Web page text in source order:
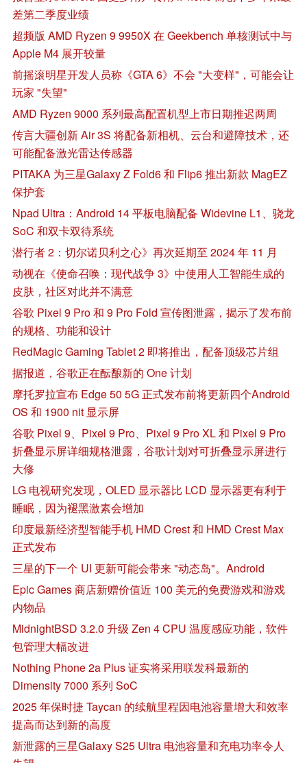
差第二季度业绩
超频版 AMD Ryzen 9 9950X 在 Geekbench 单核测试中与
Apple M4 展开较量
前摇滚明星开发人员称《GTA 6》不会 "大变样"，可能会让
玩家 "失望"
AMD Ryzen 9000 系列最高配置机型上市日期推迟两周
传言大疆创新 Air 3S 将配备新相机、云台和避障技术，还
可能配备激光雷达传感器
PITAKA 为三星Galaxy Z Fold6 和 Flip6 推出新款 MagEZ
保护套
Npad Ultra：Android 14 平板电脑配备 Widevine L1、骁龙
SoC 和双卡双待系统
潜行者 2：切尔诺贝利之心》再次延期至 2024 年 11 月
动视在《使命召唤：现代战争 3》中使用人工智能生成的
皮肤，社区对此并不满意
谷歌 Pixel 9 Pro 和 9 Pro Fold 宣传图泄露，揭示了发布前
的规格、功能和设计
RedMagic Gaming Tablet 2 即将推出，配备顶级芯片组
据报道，谷歌正在酝酿新的 One 计划
摩托罗拉宣布 Edge 50 5G 正式发布前将更新四个Android
OS 和 1900 nit 显示屏
谷歌 Pixel 9、Pixel 9 Pro、Pixel 9 Pro XL 和 Pixel 9 Pro
折叠显示屏详细规格泄露，谷歌计划对可折叠显示屏进行
大修
LG 电视研究发现，OLED 显示器比 LCD 显示器更有利于
睡眠，因为褪黑激素会增加
印度最新经济型智能手机 HMD Crest 和 HMD Crest Max
正式发布
三星的下一个 UI 更新可能会带来 "动态岛"。Android
Epic Games 商店新赠价值近 100 美元的免费游戏和游戏
内物品
MidnightBSD 3.2.0 升级 Zen 4 CPU 温度感应功能，软件
包管理大幅改进
Nothing Phone 2a Plus 证实将采用联发科最新的
Dimensity 7000 系列 SoC
2025 年保时捷 Taycan 的续航里程因电池容量增大和效率
提高而达到新的高度
新泄露的三星Galaxy S25 Ultra 电池容量和充电功率令人